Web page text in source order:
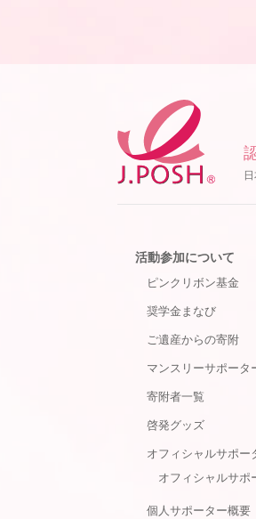
活動参加について
ピンクリボン基金
奨学金まなび
ご遺産からの寄附
マンスリーサポータ
寄附者一覧
啓発グッズ
オフィシャルサポー
オフィシャルサポ
個人サポーター概要